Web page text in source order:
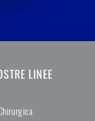
LINEE